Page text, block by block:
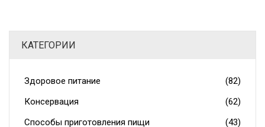
КАТЕГОРИИ
Здоровое питание
(82)
Консервация
(62)
Способы приготовления пищи
(43)